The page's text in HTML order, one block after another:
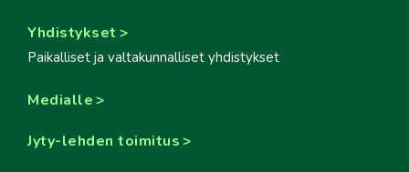
Yhdistykset
Paikalliset ja valtakunnalliset yhdistykset
Medialle
Jyty-lehden toimitus